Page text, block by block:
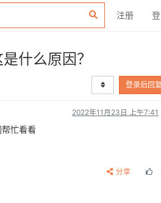
注册
什么原因？
登录后回复
2022年11月23日 上午7:41
忙看看
分享